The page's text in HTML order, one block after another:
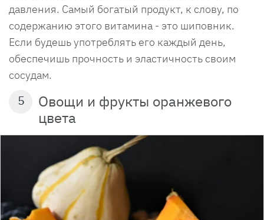
давления. Самый богатый продукт, к слову, по
содержанию этого витамина - это шиповник.
Если будешь употреблять его каждый день,
обеспечишь прочность и эластичность своим
сосудам.
5
Овощи и фрукты оранжевого
цвета